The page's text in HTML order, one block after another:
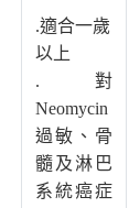
.適合一歲
以上
.對
Neomycin
過敏、 骨
髓及淋巴
系統癌症